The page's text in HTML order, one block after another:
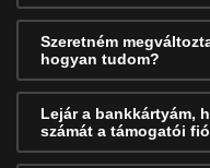
Szeretném
hogyan tudom?
Lejár a bankkártyám,
számát a támogatói